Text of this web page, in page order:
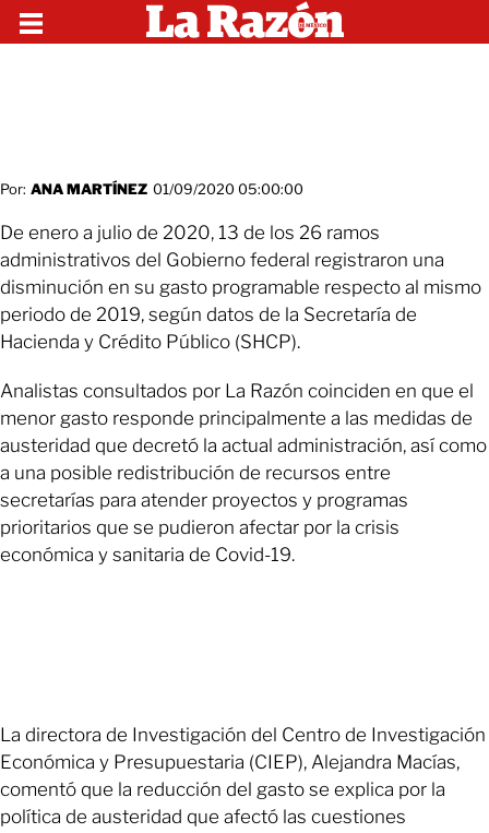
Por: ANA MARTÍNEZ 01/09/2020 05:00:00
De enero a julio de 2020, 13 de los 26 ramos
administrativos del Gobierno federal registraron una
disminución en su gasto programable respecto al mismo
periodo de 2019, según datos de la Secretaría de
Hacienda y Crédito Público (SHCP).
Analistas consultados por La Razón coinciden en que el
menor gasto responde principalmente a las medidas de
austeridad que decretó la actual administración, así como
a una posible redistribución de recursos entre
secretarías para atender proyectos y programas
prioritarios que se pudieron afectar por la crisis
económica y sanitaria de Covid-19.
La directora de Investigación del Centro de Investigación
Económica y Presupuestaria (CIEP), Alejandra Macías,
comentó que la reducción del gasto se explica por la
política de austeridad que afectó las cuestiones